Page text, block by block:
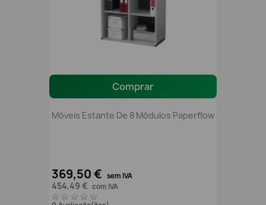
Comprar
Móveis Estante De 8 Módulos Paperflow
369,50 € sem IVA
454,49 € com IVA